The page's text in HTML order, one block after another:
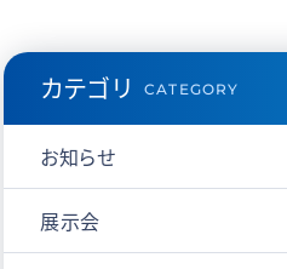
カテゴリ CATEGORY
お知らせ
展示会